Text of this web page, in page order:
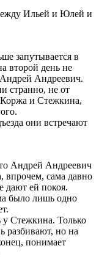
Ильей и Юлей и
запутывается в
второй день не
Андрей Андреевич.
странно, не от
и Стежкина,
они встречают
Андрей Андреевич
впрочем, сама давно
дают ей покоя.
было лишь одно
у Стежкина. Только
разбивают, но на
понимает